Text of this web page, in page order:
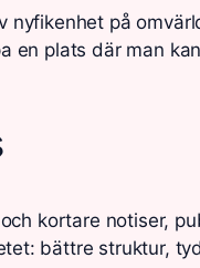
på
en plats där man
kortare notiser,
bättre struktur,